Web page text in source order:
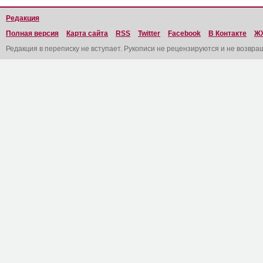
Редакция
Полная версия
Карта сайта RSS Twitter Facebook В Контакте
Редакция в переписку не вступает. Рукописи не рецензируются и не